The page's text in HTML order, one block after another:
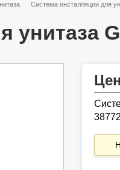
Система инсталляции для